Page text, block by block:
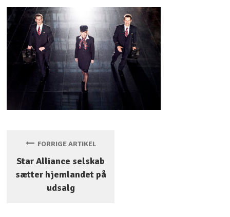
FORRIGE ARTIKEL
Star Alliance selskab
sætter hjemlandet på
udsalg